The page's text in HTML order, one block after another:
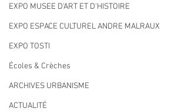
EXPO MUSEE D'ART ET D'HISTOIRE
EXPO ESPACE CULTUREL ANDRE MALRAUX
EXPO TOSTI
Écoles & Crèches
ARCHIVES URBANISME
ACTUALITÉ